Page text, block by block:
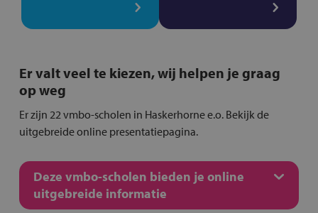
Er valt veel te kiezen, wij helpen je graag
op weg
Er zijn 22 vmbo-scholen in Haskerhorne e.o. Bekijk de
uitgebreide online presentatiepagina.
Deze vmbo-scholen bieden je online
uitgebreide informatie